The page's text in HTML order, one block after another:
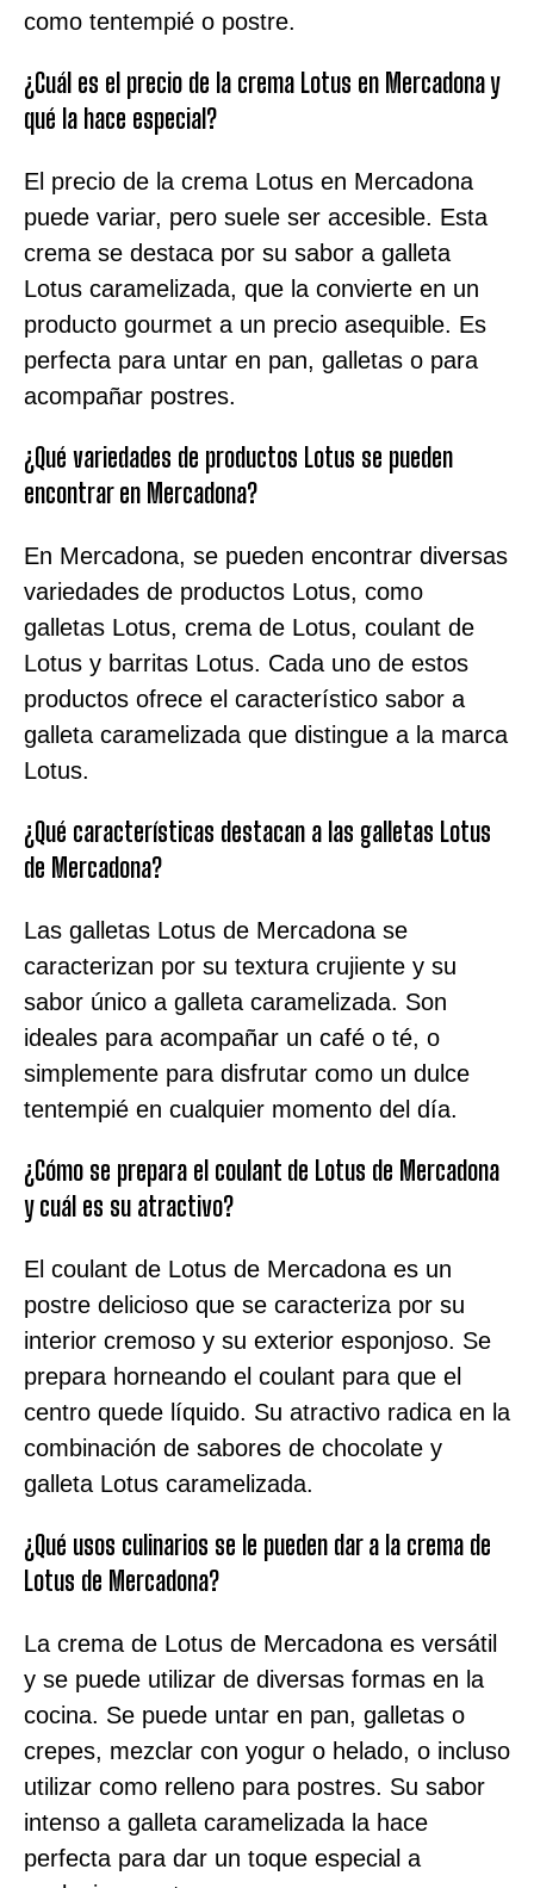
como tentempié o postre.
¿Cuál es el precio de la crema Lotus en Mercadona y
qué la hace especial?
El precio de la crema Lotus en Mercadona
puede variar, pero suele ser accesible. Esta
crema se destaca por su sabor a galleta
Lotus caramelizada, que la convierte en un
producto gourmet a un precio asequible. Es
perfecta para untar en pan, galletas o para
acompañar postres.
¿Qué variedades de productos Lotus se pueden
encontrar en Mercadona?
En Mercadona, se pueden encontrar diversas
variedades de productos Lotus, como
galletas Lotus, crema de Lotus, coulant de
Lotus y barritas Lotus. Cada uno de estos
productos ofrece el característico sabor a
galleta caramelizada que distingue a la marca
Lotus.
¿Qué características destacan a las galletas Lotus
de Mercadona?
Las galletas Lotus de Mercadona se
caracterizan por su textura crujiente y su
sabor único a galleta caramelizada. Son
ideales para acompañar un café o té, o
simplemente para disfrutar como un dulce
tentempié en cualquier momento del día.
¿Cómo se prepara el coulant de Lotus de Mercadona
y cuál es su atractivo?
El coulant de Lotus de Mercadona es un
postre delicioso que se caracteriza por su
interior cremoso y su exterior esponjoso. Se
prepara horneando el coulant para que el
centro quede líquido. Su atractivo radica en la
combinación de sabores de chocolate y
galleta Lotus caramelizada.
¿Qué usos culinarios se le pueden dar a la crema de
Lotus de Mercadona?
La crema de Lotus de Mercadona es versátil
y se puede utilizar de diversas formas en la
cocina. Se puede untar en pan, galletas o
crepes, mezclar con yogur o helado, o incluso
utilizar como relleno para postres. Su sabor
intenso a galleta caramelizada la hace
perfecta para dar un toque especial a